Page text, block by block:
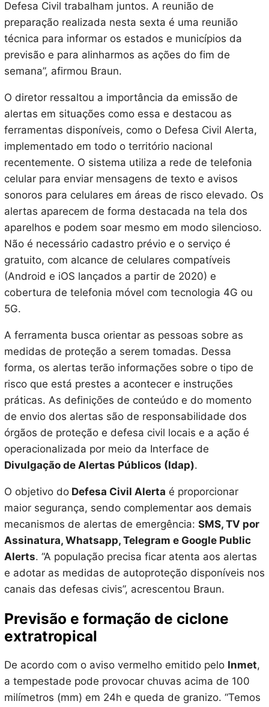
Defesa Civil trabalham juntos. A reunião de
preparação realizada nesta sexta é uma reunião
técnica para informar os estados e municípios da
previsão e para alinharmos as ações do fim de
semana”, afirmou Braun.
O diretor ressaltou a importância da emissão de
alertas em situações como essa e destacou as
ferramentas disponíveis, como o Defesa Civil Alerta,
implementado em todo o território nacional
recentemente. O sistema utiliza a rede de telefonia
celular para enviar mensagens de texto e avisos
sonoros para celulares em áreas de risco elevado. Os
alertas aparecem de forma destacada na tela dos
aparelhos e podem soar mesmo em modo silencioso.
Não é necessário cadastro prévio e o serviço é
gratuito, com alcance de celulares compatíveis
(Android e iOS lançados a partir de 2020) e
cobertura de telefonia móvel com tecnologia 4G ou
5G.
A ferramenta busca orientar as pessoas sobre as
medidas de proteção a serem tomadas. Dessa
forma, os alertas terão informações sobre o tipo de
risco que está prestes a acontecer e instruções
práticas. As definições de conteúdo e do momento
de envio dos alertas são de responsabilidade dos
órgãos de proteção e defesa civil locais e a ação é
operacionalizada por meio da Interface de
Divulgação de Alertas Públicos (Idap).
O objetivo doDefesa Civil Alerta é proporcionar
maior segurança, sendo complementar aos demais
mecanismos de alertas de emergência: SMS, TV por
Assinatura, Whatsapp, Telegram e Google Public
Alerts. “A população precisa ficar atenta aos alertas
e adotar as medidas de autoproteção disponíveis nos
canais das defesas civis”, acrescentou Braun.
Previsão e formação de ciclone
extratropical
De acordo com o aviso vermelho emitido pelo Inmet,
a tempestade pode provocar chuvas acima de 100
milímetros (mm) em 24h e queda de granizo. “Temos